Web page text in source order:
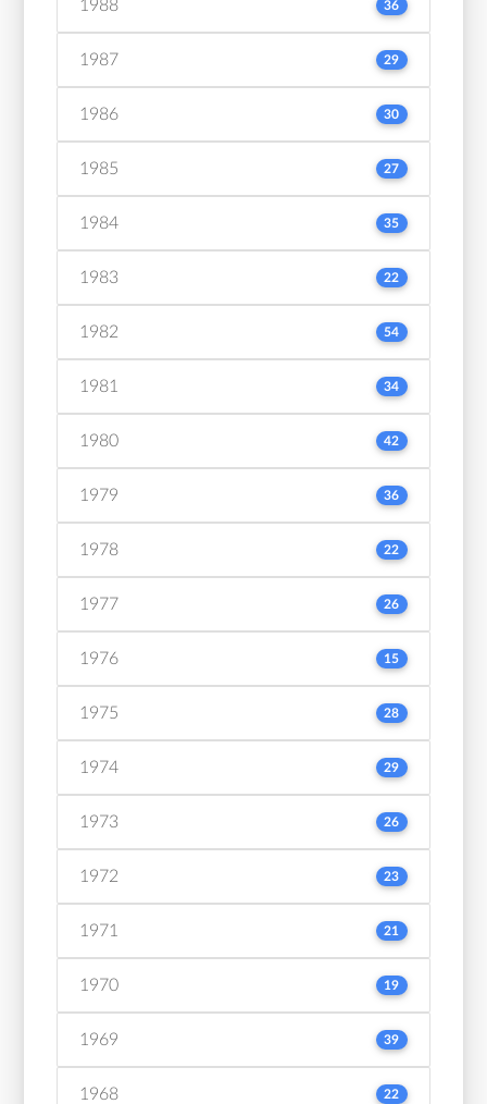
1988 36
1987 29
1986 30
1985 27
1984 35
1983 22
1982 54
1981 34
1980 42
1979 36
1978 22
1977 26
1976 15
1975 28
1974 29
1973 26
1972 23
1971 21
1970 19
1969 39
1968 22